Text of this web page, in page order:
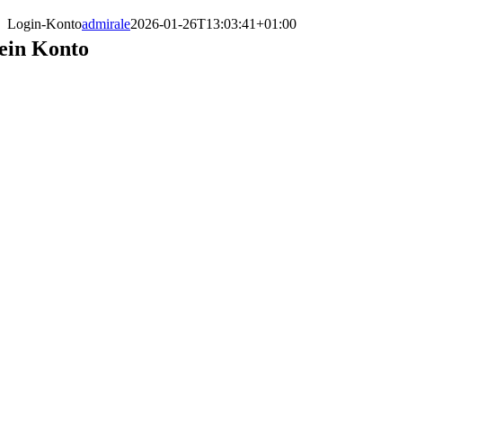
Login-Kontoadmirale2026-01-26T13:03:41+01:00
Konto